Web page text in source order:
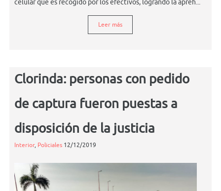
celular que es recogido por los efectivos, logrando la apreh...
Leer más
Clorinda: personas con pedido
de captura fueron puestas a
disposición de la justicia
Interior, Policiales 12/12/2019